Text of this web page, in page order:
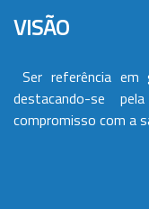
VISÃO
Ser referência em
destacando-se
compromisso com a